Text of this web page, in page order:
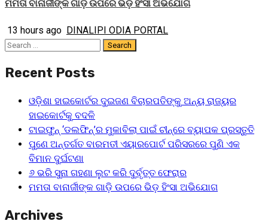
ମମତା ବାନାର୍ଜୀଙ୍କ ଗାଡ଼ି ଉପରେ ଭିଡ଼ ହିଂସା ଅଭିଯୋଗ
13 hours ago DINALIPI ODIA PORTAL
Search
Recent Posts
ଓଡ଼ିଶା ହାଇକୋର୍ଟର ଦୁଇଜଣ ବିଚାରପତିଙ୍କୁ ଅନ୍ୟ ରାଜ୍ୟର
ହାଇକୋର୍ଟକୁ ବଦଳି
ଟାଇଫୁନ୍ ‘ଡଲଫିନ୍’ର ମୁକାବିଲା ପାଇଁ ଚୀନ୍‌ରେ ବ୍ୟାପକ ପ୍ରସ୍ତୁତି
ପୁଣେ ଅନ୍ତର୍ଗତ ବାରମତୀ ଏୟାରପୋର୍ଟ ପରିସରରେ ପୁଣି ଏକ
ବିମାନ ଦୁର୍ଘଟଣା
୬ ଭରି ସୁନା ଗହଣା ଲୁଟ କରି ଦୁର୍ବୃତ୍ତ ଫେରାର
ମମତା ବାନାର୍ଜୀଙ୍କ ଗାଡ଼ି ଉପରେ ଭିଡ଼ ହିଂସା ଅଭିଯୋଗ
Archives